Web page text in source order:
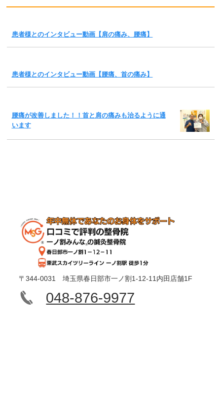
患者様とのインタビュー動画【肩の痛み、腰痛】
患者様とのインタビュー動画【腰痛、首の痛み】
腰痛が改善しました！！首と肩の痛みも治るように通
います
〒344-0031 埼玉県春日部市一ノ割1-12-11内田店舗1F
048-876-9977